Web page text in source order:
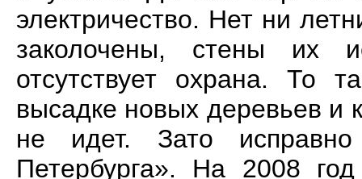
электричество. Нет ни
заколочены, стены их
отсутствует охрана. То
высадке новых деревьев и
не идет. Зато
Петербурга». На 2008